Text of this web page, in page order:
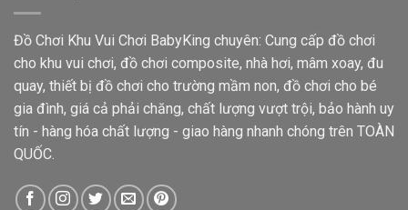
Đồ Chơi Khu Vui Chơi BabyKing chuyên: Cung cấp đồ chơi
cho khu vui chơi, đồ chơi composite, nhà hơi, mâm xoay, đu
quay, thiết bị đồ chơi cho trường mầm non, đồ chơi cho bé
gia đình, giá cả phải chăng, chất lượng vượt trội, bảo hành uy
tín - hàng hóa chất lượng - giao hàng nhanh chóng trên TOÀN
QUỐC.